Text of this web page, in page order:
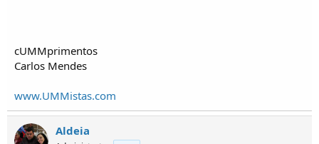
cUMMprimentos
Carlos Mendes
www.UMMistas.com
Aldeia